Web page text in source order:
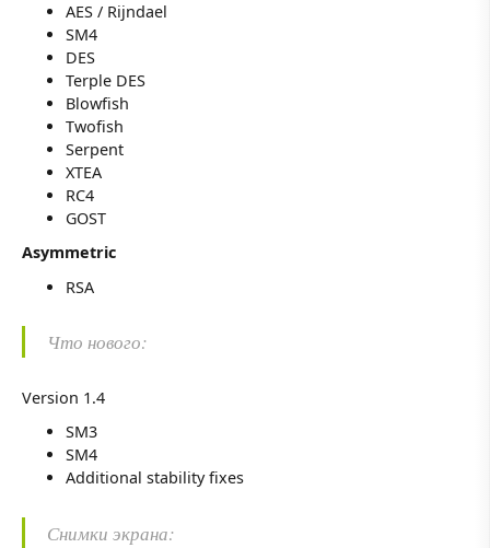
AES / Rijndael
SM4
DES
Terple DES
Blowfish
Twofish
Serpent
XTEA
RC4
GOST
Asymmetric
RSA
Что нового:
Version 1.4
SM3
SM4
Additional stability fixes
Снимки экрана: